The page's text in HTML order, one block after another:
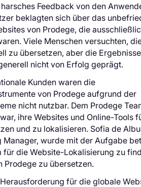
Feedback von den
beklagten sich über das
von Prodege, die
Viele Menschen versuchten,
zu übersetzen, aber die
nicht von Erfolg geprägt.
Kunden waren die
von Prodege aufgrund der
nicht nutzbar. Dem Prodege
ihre Websites und Online-Tools
und zu lokalisieren. Sofia de
Manager, wurde mit der Aufgabe
für die Website-Lokalisierung zu
Prodege zu übersetzen.
für die globale